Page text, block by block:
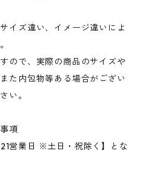
イズ違い、イメージ違いによ
ので、実際の商品のサイズや
た内包物等ある場合がござい
い。
項
営業日 ※土日・祝除く】とな